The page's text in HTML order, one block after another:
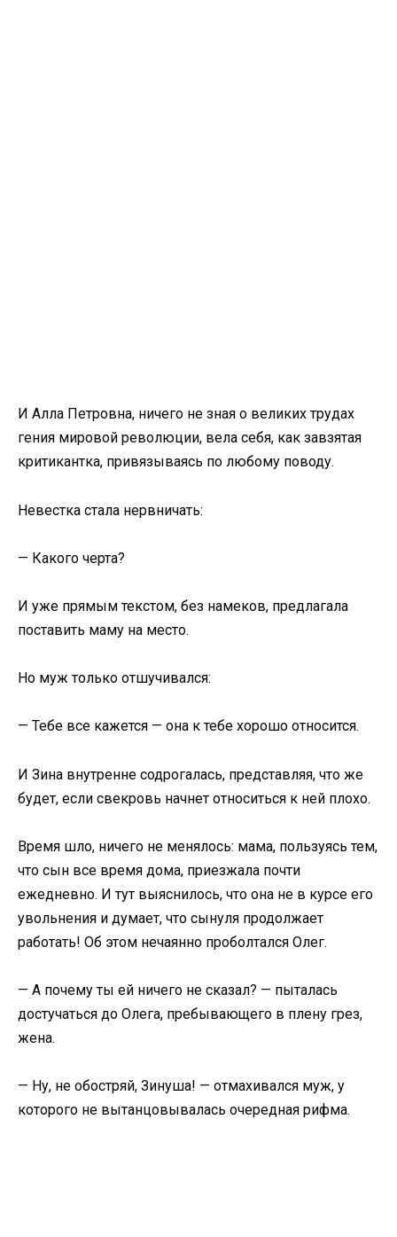
И Алла Петровна, ничего не зная о великих трудах
гения мировой революции, вела себя, как завзятая
критикантка, привязываясь по любому поводу.
Невестка стала нервничать:
— Какого черта?
И уже прямым текстом, без намеков, предлагала
поставить маму на место.
Но муж только отшучивался:
— Тебе все кажется — она к тебе хорошо относится.
И Зина внутренне содрогалась, представляя, что же
будет, если свекровь начнет относиться к ней плохо.
Время шло, ничего не менялось: мама, пользуясь тем,
что сын все время дома, приезжала почти
ежедневно. И тут выяснилось, что она не в курсе его
увольнения и думает, что сынуля продолжает
работать! Об этом нечаянно проболтался Олег.
— А почему ты ей ничего не сказал? — пыталась
достучаться до Олега, пребывающего в плену грез,
жена.
— Ну, не обостряй, Зинуша! — отмахивался муж, у
которого не вытанцовывалась очередная рифма.